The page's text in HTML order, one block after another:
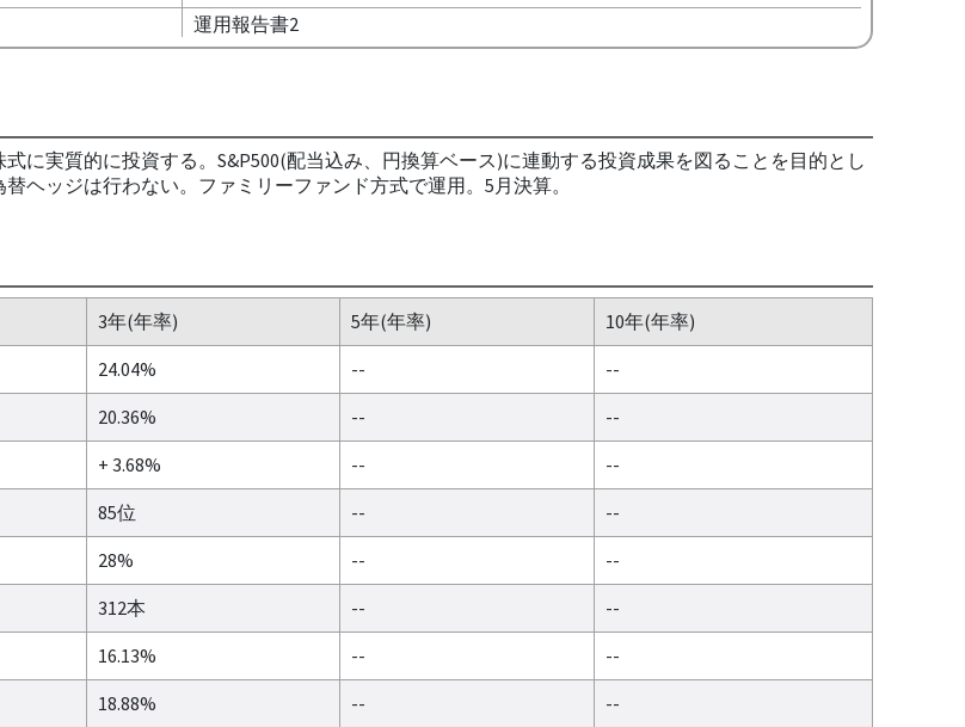
運用報告書2
に実質的に投資する。S&P500(配当込み、円換算ベース)に連動する投資成果を図ることを目的とし
ヘッジは行わない。ファミリーファンド方式で運用。5月決算。
3年(年率) 5年(年率)
10年(年率)
24.04% --
--
20.36% --
--
+ 3.68% --
--
85位 --
--
28% --
--
312本 --
--
16.13% --
--
18.88% --
--